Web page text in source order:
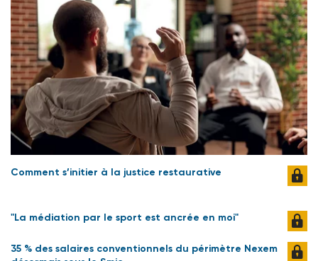
Comment s’initier à la justice restaurative
"La médiation par le sport est ancrée en moi"
35 % des salaires conventionnels du périmètre Nexem